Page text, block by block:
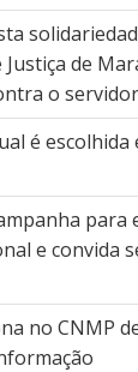
de
o servidor
é escolhida
e convida
no CNMP